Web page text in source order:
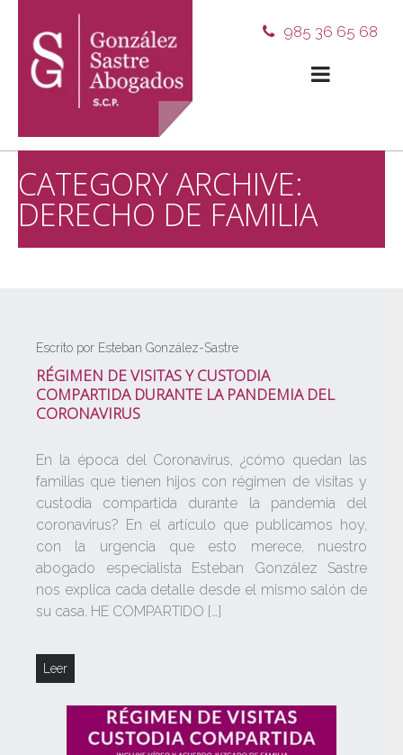
985 36 65 68
CATEGORY ARCHIVE:
DERECHO DE FAMILIA
Escrito por Esteban González-Sastre
RÉGIMEN DE VISITAS Y CUSTODIA
COMPARTIDA DURANTE LA PANDEMIA DEL
CORONAVIRUS
En la época del Coronavirus, ¿cómo quedan las
familias que tienen hijos con régimen de visitas y
custodia compartida durante la pandemia del
coronavirus? En el artículo que publicamos hoy,
con la urgencia que esto merece, nuestro
abogado especialista Esteban González Sastre
nos explica cada detalle desde el mismo salón de
su casa. HE COMPARTIDO […]
Leer